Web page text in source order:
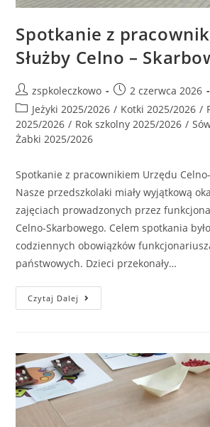
Spotkanie z
Służby Celno –
zspkoleczkowo
2 czerwca 2026
Jeżyki 2025/2026 / Kotki 2025/2026 /
2025/2026 / Rok szkolny 2025/2026 /
Żabki 2025/2026
Spotkanie z pracownikiem Urzędu
Nasze przedszkolaki miały wyjątkową
zajęciach prowadzonych przez
Celno-Skarbowego. Celem spotkania
codziennych obowiązków
państwowych. Dzieci przekonały…
Czytaj Dalej